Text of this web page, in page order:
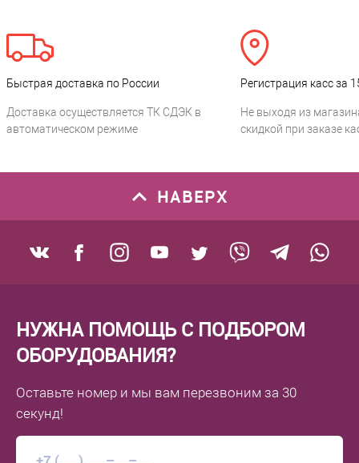
Быстрая доставка по России
Доставка осуществляется ТК СДЭК в
автоматическом режиме
Регистрация касс за
Не выходя из
скидкой при заказе
НАВЕРХ
НУЖНА ПОМОЩЬ С ПОДБОРОМ
ОБОРУДОВАНИЯ?
Оставьте номер и мы вам перезвоним за 30
секунд!